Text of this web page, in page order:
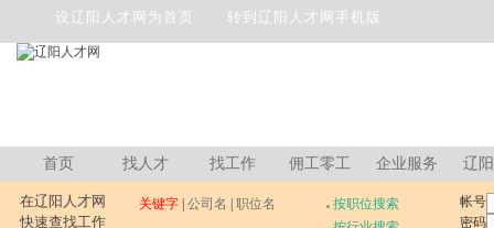
设辽阳人才网为首页 转到辽阳人才网手机版
首页 找人才 找工作 佣工零工 企业服务 辽
在辽阳人才网
快速查找工作
关键字 公司名 职位名 ■ 按职位搜索
帐号
密码